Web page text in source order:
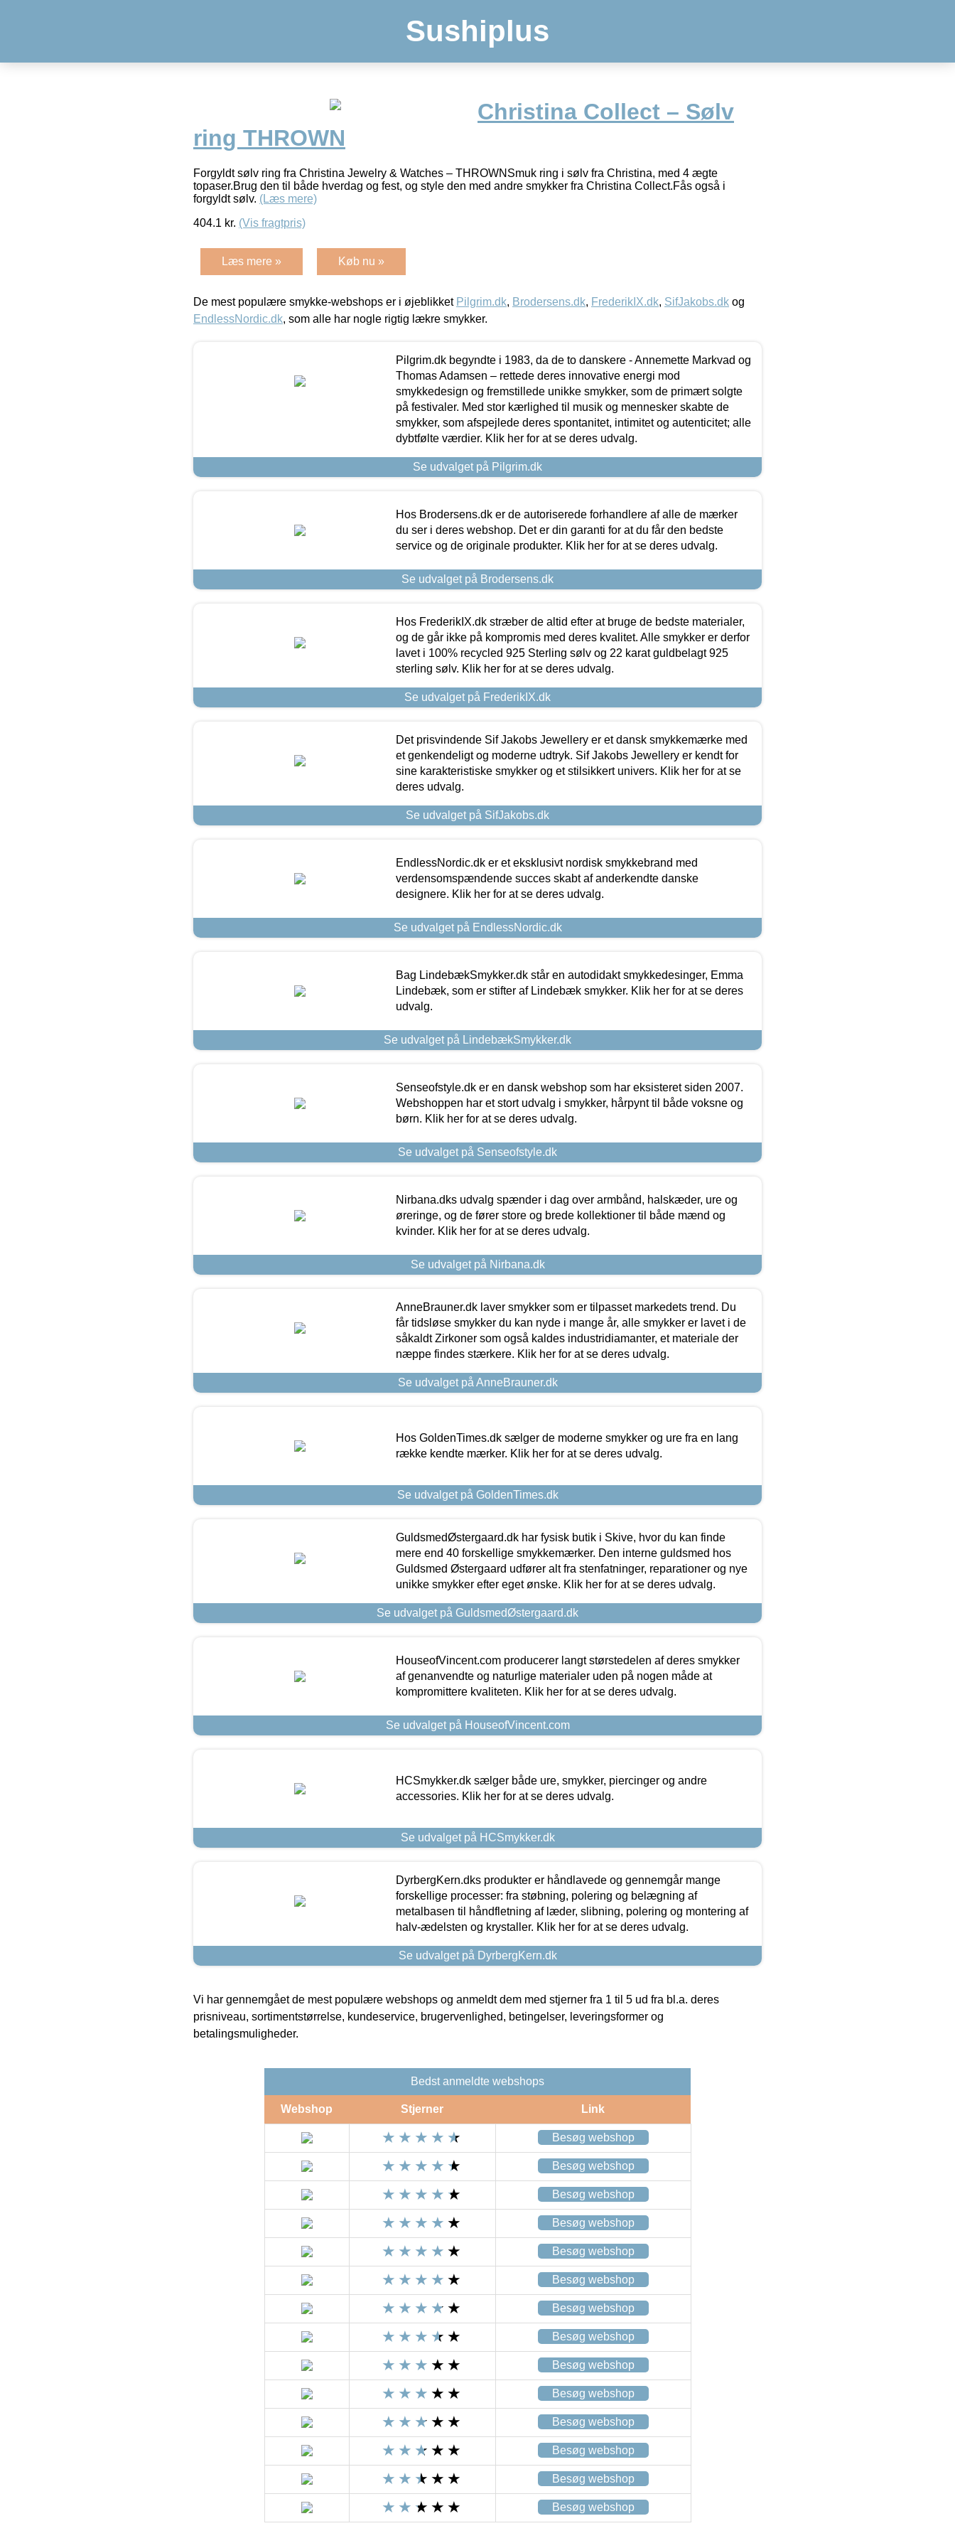
Sushiplus
Christina Collect – Sølv
ring THROWN
Forgyldt sølv ring fra Christina Jewelry & Watches – THROWNSmuk ring i sølv fra Christina, med 4 ægte
topaser.Brug den til både hverdag og fest, og style den med andre smykker fra Christina Collect.Fås også i
forgyldt sølv. (Læs mere)
404.1 kr. (Vis fragtpris)
Læs mere » Køb nu »
De mest populære smykke-webshops er i øjeblikket Pilgrim.dk, Brodersens.dk, FrederikIX.dk, SifJakobs.dk og
EndlessNordic.dk, som alle har nogle rigtig lækre smykker.
Pilgrim.dk begyndte i 1983, da de to danskere - Annemette Markvad og
Thomas Adamsen – rettede deres innovative energi mod
smykkedesign og fremstillede unikke smykker, som de primært solgte
på festivaler. Med stor kærlighed til musik og mennesker skabte de
smykker, som afspejlede deres spontanitet, intimitet og autenticitet; alle
dybtfølte værdier. Klik her for at se deres udvalg.
Se udvalget på Pilgrim.dk
Hos Brodersens.dk er de autoriserede forhandlere af alle de mærker
du ser i deres webshop. Det er din garanti for at du får den bedste
service og de originale produkter. Klik her for at se deres udvalg.
Se udvalget på Brodersens.dk
Hos FrederikIX.dk stræber de altid efter at bruge de bedste materialer,
og de går ikke på kompromis med deres kvalitet. Alle smykker er derfor
lavet i 100% recycled 925 Sterling sølv og 22 karat guldbelagt 925
sterling sølv. Klik her for at se deres udvalg.
Se udvalget på FrederikIX.dk
Det prisvindende Sif Jakobs Jewellery er et dansk smykkemærke med
et genkendeligt og moderne udtryk. Sif Jakobs Jewellery er kendt for
sine karakteristiske smykker og et stilsikkert univers. Klik her for at se
deres udvalg.
Se udvalget på SifJakobs.dk
EndlessNordic.dk er et eksklusivt nordisk smykkebrand med
verdensomspændende succes skabt af anderkendte danske
designere. Klik her for at se deres udvalg.
Se udvalget på EndlessNordic.dk
Bag LindebækSmykker.dk står en autodidakt smykkedesinger, Emma
Lindebæk, som er stifter af Lindebæk smykker. Klik her for at se deres
udvalg.
Se udvalget på LindebækSmykker.dk
Senseofstyle.dk er en dansk webshop som har eksisteret siden 2007.
Webshoppen har et stort udvalg i smykker, hårpynt til både voksne og
børn. Klik her for at se deres udvalg.
Se udvalget på Senseofstyle.dk
Nirbana.dks udvalg spænder i dag over armbånd, halskæder, ure og
øreringe, og de fører store og brede kollektioner til både mænd og
kvinder. Klik her for at se deres udvalg.
Se udvalget på Nirbana.dk
AnneBrauner.dk laver smykker som er tilpasset markedets trend. Du
får tidsløse smykker du kan nyde i mange år, alle smykker er lavet i de
såkaldt Zirkoner som også kaldes industridiamanter, et materiale der
næppe findes stærkere. Klik her for at se deres udvalg.
Se udvalget på AnneBrauner.dk
Hos GoldenTimes.dk sælger de moderne smykker og ure fra en lang
række kendte mærker. Klik her for at se deres udvalg.
Se udvalget på GoldenTimes.dk
GuldsmedØstergaard.dk har fysisk butik i Skive, hvor du kan finde
mere end 40 forskellige smykkemærker. Den interne guldsmed hos
Guldsmed Østergaard udfører alt fra stenfatninger, reparationer og nye
unikke smykker efter eget ønske. Klik her for at se deres udvalg.
Se udvalget på GuldsmedØstergaard.dk
HouseofVincent.com producerer langt størstedelen af deres smykker
af genanvendte og naturlige materialer uden på nogen måde at
kompromittere kvaliteten. Klik her for at se deres udvalg.
Se udvalget på HouseofVincent.com
HCSmykker.dk sælger både ure, smykker, piercinger og andre
accessories. Klik her for at se deres udvalg.
Se udvalget på HCSmykker.dk
DyrbergKern.dks produkter er håndlavede og gennemgår mange
forskellige processer: fra støbning, polering og belægning af
metalbasen til håndfletning af læder, slibning, polering og montering af
halv-ædelsten og krystaller. Klik her for at se deres udvalg.
Se udvalget på DyrbergKern.dk
Vi har gennemgået de mest populære webshops og anmeldt dem med stjerner fra 1 til 5 ud fra bl.a. deres
prisniveau, sortimentstørrelse, kundeservice, brugervenlighed, betingelser, leveringsformer og
betalingsmuligheder.
Bedst anmeldte webshops
Webshop Stjerner Link
Besøg webshop
Besøg webshop
Besøg webshop
Besøg webshop
Besøg webshop
Besøg webshop
Besøg webshop
Besøg webshop
Besøg webshop
Besøg webshop
Besøg webshop
Besøg webshop
Besøg webshop
Besøg webshop